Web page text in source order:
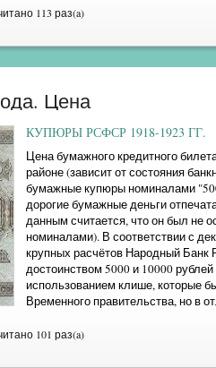
113 раз(a)
Цена
КУПЮРЫ РСФСР 1918-1923 ГГ.
Цена бумажного кредитного
районе (зависит от состояния
бумажные купюры номиналами
дорогие бумажные деньги
данным считается, что он был не
номиналами). В соответствии с
крупных расчётов Народный
достоинством 5000 и 10000
использованием клише, которые
Временного правительства, но в
101 раз(a)